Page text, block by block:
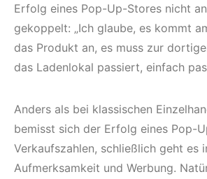
Erfolg eines Pop-Up-Stores nicht
gekoppelt: „Ich glaube, es kommt
das Produkt an, es muss zur
das Ladenlokal passiert, einfach
Anders als bei klassischen
bemisst sich der Erfolg eines Pop-
Verkaufszahlen, schließlich geht es
Aufmerksamkeit und Werbung.